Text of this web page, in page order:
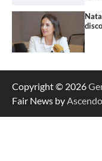
Copyright © 2026
Fair News by